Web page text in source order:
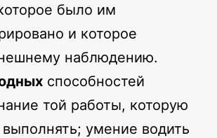
было им
и которое
наблюдению.
способностей
той работы, которую
умение водить